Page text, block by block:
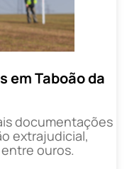
em Taboão da
documentações
extrajudicial,
ouros.